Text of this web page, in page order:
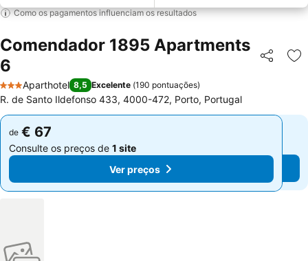
Como os pagamentos influenciam os resultados
Comendador 1895 Apartments
6
Partilhar
3 Estrelas
Aparthotel 8,5 Excelente (190 pontuações)
R. de Santo Ildefonso 433, 4000-472, Porto, Portugal
de € 67
Consulte os preços de 1 site
Ver preços
de € 67
Consulte os preços de 1 site
Ver preços